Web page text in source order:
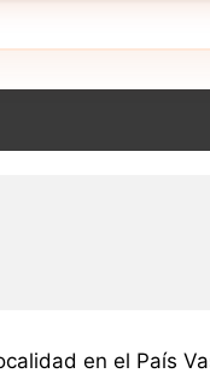
en el País